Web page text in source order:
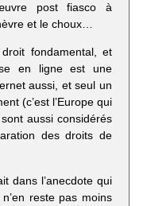
post fiasco à
et le choux…
fondamental, et
en ligne est une
aussi, et seul un
(c’est l’Europe qui
aussi considérés
des droits de
dans l’anecdote qui
reste pas moins